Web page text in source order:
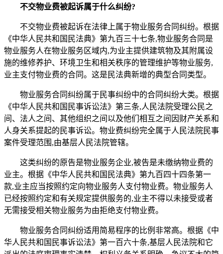
不交物业费被起诉属于什么纠纷?
不交物业费被起诉在法律上属于物业服务合同纠纷。根据
《中华人民共和国民法典》第九百三十七条,物业服务合同是
物业服务人在物业服务区域内,为业主提供建筑物及其附属设
施的维修养护、环境卫生和相关秩序的管理维护等物业服务,
业主支付物业费的合同。这是民法典新增的典型合同类型。
物业服务合同纠纷属于民事纠纷中的合同纠纷大类。根据
《中华人民共和国民事诉讼法》第三条,人民法院受理公民之
间、法人之间、其他组织之间以及他们相互之间因财产关系和
人身关系提起的民事诉讼。物业费纠纷完全属于人民法院民事
案件受理范围,由基层人民法院管辖。
这类纠纷的原告是物业服务企业,被告是未缴纳物业费的
业主。根据《中华人民共和国民法典》第九百四十四条第一
款,业主应当按照约定向物业服务人支付物业费。物业服务人
已经按照约定和有关规定提供服务的,业主不得以未接受或者
无需接受相关物业服务为由拒绝支付物业费。
物业服务合同纠纷适用简易程序的比例非常高。根据《中
华人民共和国民事诉讼法》第一百六十条,基层人民法院和它